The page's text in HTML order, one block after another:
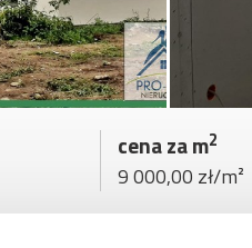
cena za m2
9 000,00 zł/m²